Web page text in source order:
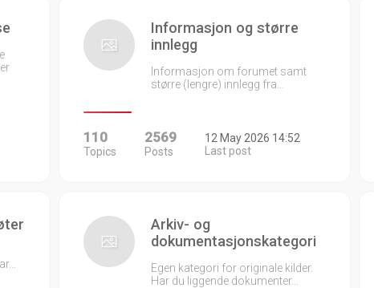
Informasjon og større
innlegg
Informasjon om forumet samt
større (lengre) innlegg fra…
110
Topics
2569
Posts
12 May 2026 14:52
Last post
Arkiv- og
dokumentasjonskategori
Egen kategori for originale kilder.
Har du liggende dokumenter…